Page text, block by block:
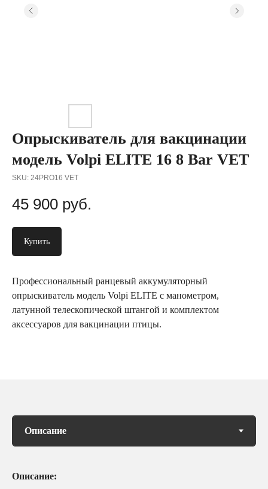
Опрыскиватель для вакцинации
модель Volpi ELITE 16 8 Bar VET
SKU: 24PRO16 VET
45 900 руб.
Купить
Профессиональный ранцевый аккумуляторный
опрыскиватель модель Volpi ELITE с манометром,
латунной телескопической штангой и комплектом
аксессуаров для вакцинации птицы.
Описание: